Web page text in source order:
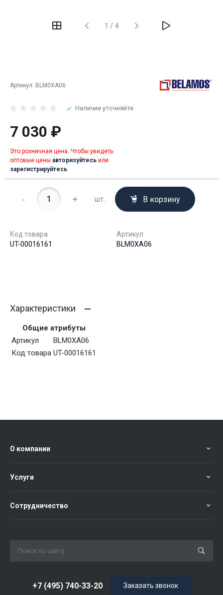
1 / 4
Артикул: BLM0XA06
Наличие уточняйте
7 030 ₽
Это розничная цена. Чтобы увидеть
оптовые цены авторизуйтесь или
зарегистрируйтесь
- + шт. В корзину
Код товара
UT-00016161
Артикул
BLM0XA06
Характеристики
Общие атрибуты
Артикул
BLM0XA06
Код товара UT-00016161
О компании
Услуги
Сотрудничество
+7 (495) 740-33-20 Заказать звонок